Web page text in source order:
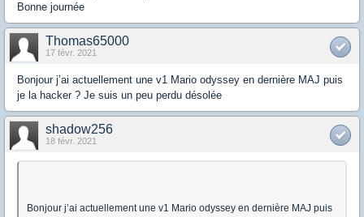
Bonne journée
Thomas65000
17 févr. 2021
Bonjour j’ai actuellement une v1 Mario odyssey en dernière MAJ puis
je la hacker ? Je suis un peu perdu désolée
shadow256
18 févr. 2021
Bonjour j’ai actuellement une v1 Mario odyssey en dernière MAJ puis